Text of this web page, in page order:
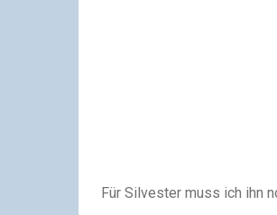
Für Silvester muss ich ihn